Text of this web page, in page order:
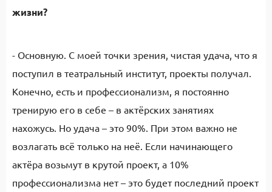
жизни?
- Основную. С моей точки зрения, чистая удача, что я
поступил в театральный институт, проекты получал.
Конечно, есть и профессионализм, я постоянно
тренирую его в себе – в актёрских занятиях
нахожусь. Но удача – это 90%. При этом важно не
возлагать всё только на неё. Если начинающего
актёра возьмут в крутой проект, а 10%
профессионализма нет – это будет последний проект